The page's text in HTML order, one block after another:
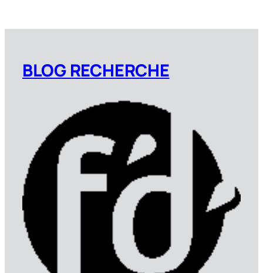
BLOG RECHERCHE